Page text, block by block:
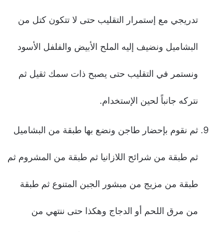
تدريجي مع إستمرار التقليب حتى لا تتكون كتل من
البشاميل ونضيف إليه الملح الأبيض والفلفل الأسود
ونستمر في التقليب حتى يصبح ذات سمك ثقيل ثم
نتركه جانباً لحين الإستخدام.
ثم نقوم بإحضار طاجن ونضع بها طبقة من البشاميل
ثم طبقة من شرائح اللازانيا ثم طبقة من المشروم ثم
طبقة من مزيج من مبشور الجبن المتنوع ثم طبقة
من مرق اللحم أو الدجاج وهكذا حتى ننتهي من